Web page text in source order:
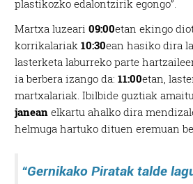
plastikozko edalontzirik egongo”.
Martxa luzeari09:00etan ekingo
korrikalariak10:30ean hasiko dira
lasterketa laburreko parte
ia berbera izango da:11:00etan,
martxalariak. Ibilbide guztiak
janean elkartu ahalko dira
helmuga hartuko dituen eremuan
“Gernikako Piratak talde